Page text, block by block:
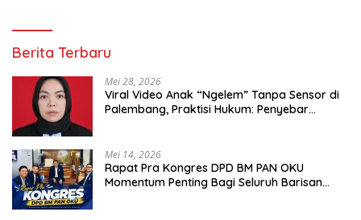
Berita Terbaru
Mei 28, 2026
Viral Video Anak “Ngelem” Tanpa Sensor di
Palembang, Praktisi Hukum: Penyebar
Mei 14, 2026
Rapat Pra Kongres DPD BM PAN OKU
Momentum Penting Bagi Seluruh Barisan